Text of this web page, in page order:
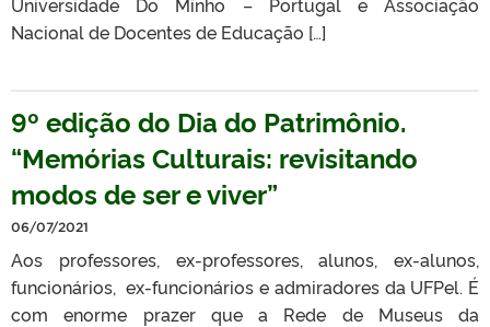
Nacional de Docentes de Educação […]
9º edição do Dia do Patrimônio.
“Memórias Culturais: revisitando
modos de ser e viver”
06/07/2021
Aos professores, ex-professores, alunos, ex-alunos,
funcionários, ex-funcionários e admiradores da UFPel. É
com enorme prazer que a Rede de Museus da